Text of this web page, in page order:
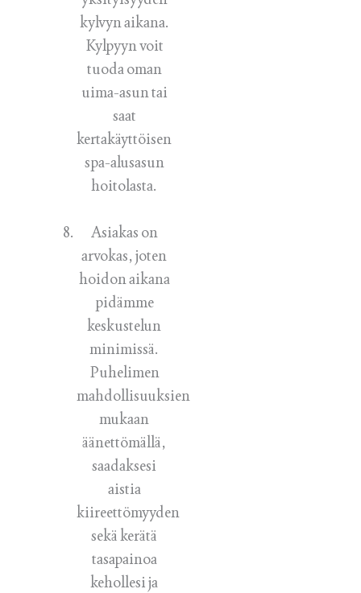
kylvyn aikana.
Kylpyyn voit
tuoda oman
uima-asun tai
saat
kertakäyttöisen
spa-alusasun
hoitolasta.
Asiakas on
arvokas, joten
hoidon aikana
pidämme
keskustelun
minimissä.
Puhelimen
mahdollisuuksien
mukaan
äänettömällä,
saadaksesi
aistia
kiireettömyyden
sekä kerätä
tasapainoa
kehollesi ja